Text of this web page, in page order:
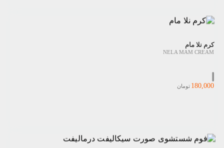
کرم نلا مام
NELA MAM CREAM
180,000 تومان